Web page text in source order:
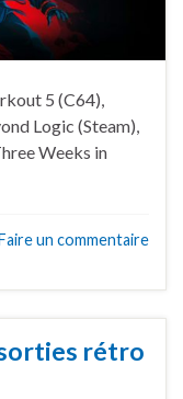
5 (C64),
Logic (Steam),
Weeks in
Faire un commentaire
rétro